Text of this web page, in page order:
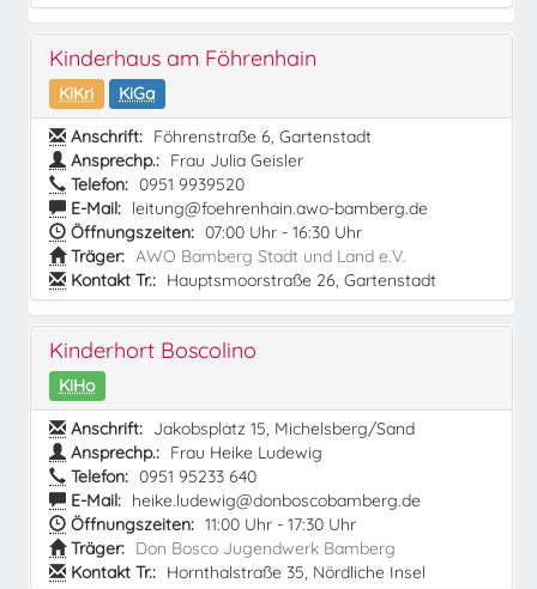
Kinderhaus am Föhrenhain
KiKri
KiGa
Anschrift: Föhrenstraße 6, Gartenstadt
Ansprechp.: Frau Julia Geisler
Telefon: 0951 9939520
E-Mail: leitung@foehrenhain.awo-bamberg.de
Öffnungszeiten: 07:00 Uhr - 16:30 Uhr
Träger: AWO Bamberg Stadt und Land e.V.
Kontakt Tr.: Hauptsmoorstraße 26, Gartenstadt
Kinderhort Boscolino
KiHo
Anschrift: Jakobsplatz 15, Michelsberg/Sand
Ansprechp.: Frau Heike Ludewig
Telefon: 0951 95233 640
E-Mail: heike.ludewig@donboscobamberg.de
Öffnungszeiten: 11:00 Uhr - 17:30 Uhr
Träger: Don Bosco Jugendwerk Bamberg
Kontakt Tr.: Hornthalstraße 35, Nördliche Insel